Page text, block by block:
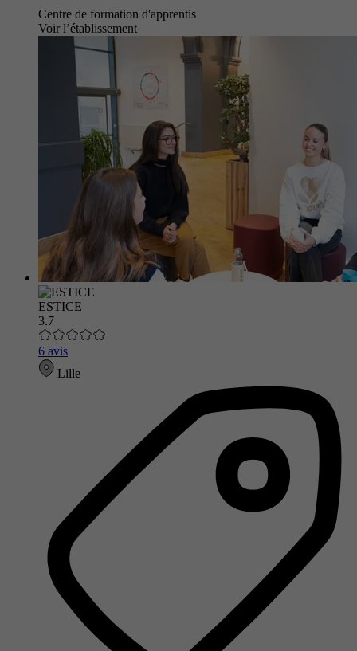
Centre de formation d'apprentis
Voir l’établissement
ESTICE
3.7
6 avis
Lille